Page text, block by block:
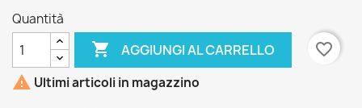
Quantità
 AGGIUNGI AL CARRELLO
favorite_border
 Ultimi articoli in magazzino